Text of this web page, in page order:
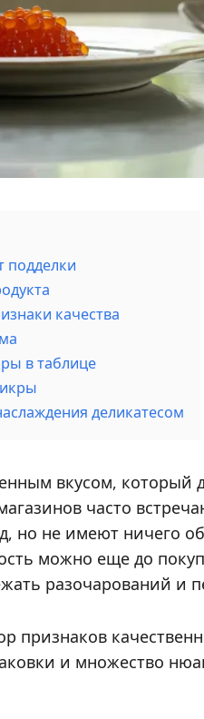
подделки
качества
в таблице
деликатесом
вкусом,
часто
но не имеют ничего
можно еще до
разочарований и
признаков
и множество